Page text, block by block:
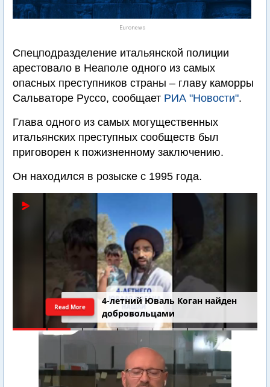
Euronews
Спецподразделение итальянской полиции
арестовало в Неаполе одного из самых
опасных преступников страны – главу каморры
Сальваторе Руссо, сообщает РИА "Новости".
Глава одного из самых могущественных
итальянских преступных сообществ был
приговорен к пожизненному заключению.
Он находился в розыске с 1995 года.
4-летний Юваль Коган найден
добровольцами
Read More